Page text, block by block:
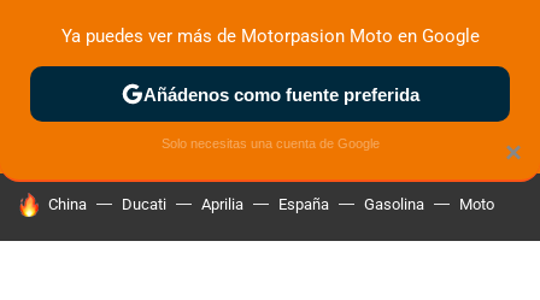
ZONA DE PRUEBAS DEPORTIVAS MOTOS ELÉCTRICAS
HOY SE HABLA DE
China Ducati Aprilia España Gasolina Moto
×
Ya puedes ver más de Motorpasion Moto en Google
Añádenos como fuente preferida
Solo necesitas una cuenta de Google